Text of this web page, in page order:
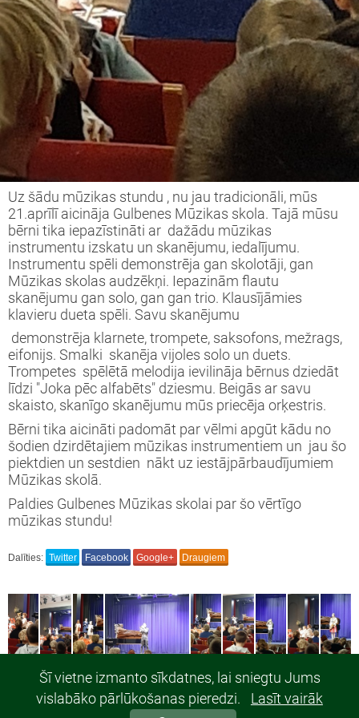
Uz šādu mūzikas stundu , nu jau tradicionāli, mūs
21.aprīlī aicināja Gulbenes Mūzikas skola. Tajā mūsu
bērni tika iepazīstināti ar dažādu mūzikas
instrumentu izskatu un skanējumu, iedalījumu.
Instrumentu spēli demonstrēja gan skolotāji, gan
Mūzikas skolas audzēkņi. Iepazinām flautu
skanējumu gan solo, gan gan trio. Klausījāmies
klavieru dueta spēli. Savu skanējumu
demonstrēja klarnete, trompete, saksofons, mežrags,
eifonijs. Smalki skanēja vijoles solo un duets.
Trompetes spēlētā melodija ievilināja bērnus dziedāt
līdzi "Joka pēc alfabēts" dziesmu. Beigās ar savu
skaisto, skanīgo skanējumu mūs priecēja orķestris.
Bērni tika aicināti padomāt par vēlmi apgūt kādu no
šodien dzirdētajiem mūzikas instrumentiem un jau šo
piektdien un sestdien nākt uz iestājpārbaudījumiem
Mūzikas skolā.
Paldies Gulbenes Mūzikas skolai par šo vērtīgo
mūzikas stundu!
Dalīties: Twitter Facebook Google+ Draugiem
© 2019, Gulbenes 2.pirmsskolas izglītības iestāde "Rūķītis". Visas tiesības
Šī vietne izmanto sīkdatnes, lai sniegtu Jums
vislabāko pārlūkošanas pieredzi.
Lasīt vairāk